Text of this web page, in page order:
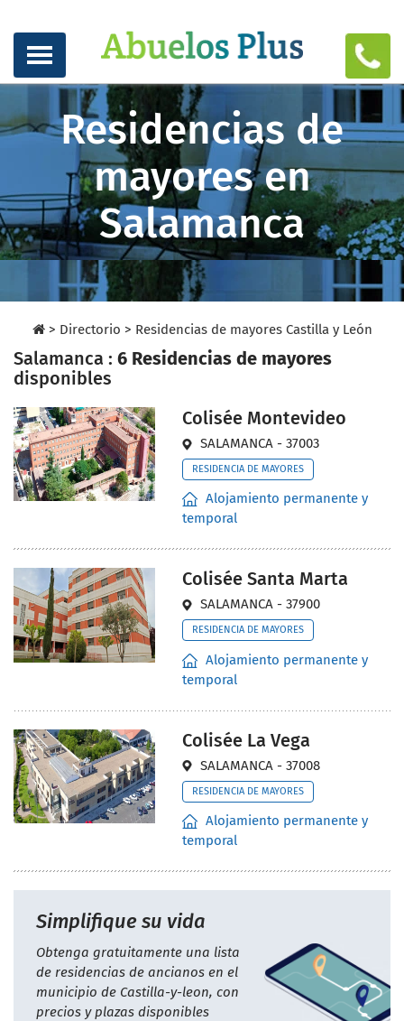
Residencias de
mayores en
Salamanca
> Directorio > Residencias de mayores Castilla y León
Salamanca : 6 Residencias de mayores
disponibles
Colisée Montevideo
SALAMANCA - 37003
RESIDENCIA DE MAYORES
Alojamiento permanente y
temporal
Colisée Santa Marta
SALAMANCA - 37900
RESIDENCIA DE MAYORES
Alojamiento permanente y
temporal
Colisée La Vega
SALAMANCA - 37008
RESIDENCIA DE MAYORES
Alojamiento permanente y
temporal
Simplifique su vida
Obtenga gratuitamente una lista
de residencias de ancianos en el
municipio de Castilla-y-leon, con
precios y plazas disponibles